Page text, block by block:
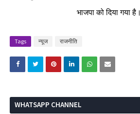
भाजपा को दिया गया है।
Tags न्यूज राजनीति
WHATSAPP CHANNEL